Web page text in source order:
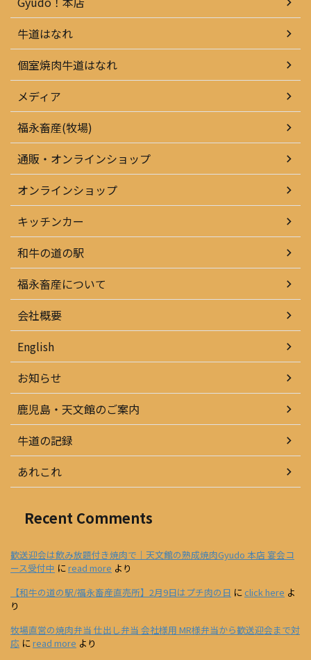
牛道はなれ
個室焼肉牛道はなれ
メディア
福永畜産(牧場)
通販・オンラインショップ
オンラインショップ
キッチンカー
和牛の道の駅
福永畜産について
会社概要
English
お知らせ
鹿児島・天文館のご案内
牛道の記録
あれこれ
Recent Comments
歓送迎会は飲み放題付き焼肉で｜天文館の熟成焼肉Gyudo 本店 宴会コ
ース受付中 にread more より
【和牛の道の駅/福永畜産直売所】2月9日はプチ肉の日 にclick here よ
り
牧場直営の焼肉弁当 仕出し弁当 会社様用 MR様弁当から歓送迎会まで対
応 にread more より